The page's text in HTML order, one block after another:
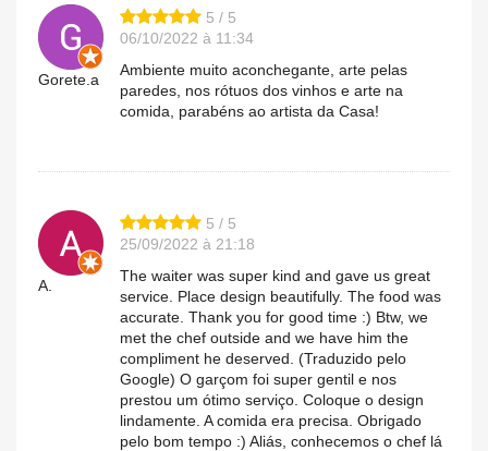
Gorete.a
5 / 5
06/10/2022 à 11:34
Ambiente muito aconchegante, arte pelas
paredes, nos rótuos dos vinhos e arte na
comida, parabéns ao artista da Casa!
A.
5 / 5
25/09/2022 à 21:18
The waiter was super kind and gave us great
service. Place design beautifully. The food was
accurate. Thank you for good time :) Btw, we
met the chef outside and we have him the
compliment he deserved. (Traduzido pelo
Google) O garçom foi super gentil e nos
prestou um ótimo serviço. Coloque o design
lindamente. A comida era precisa. Obrigado
pelo bom tempo :) Aliás, conhecemos o chef lá